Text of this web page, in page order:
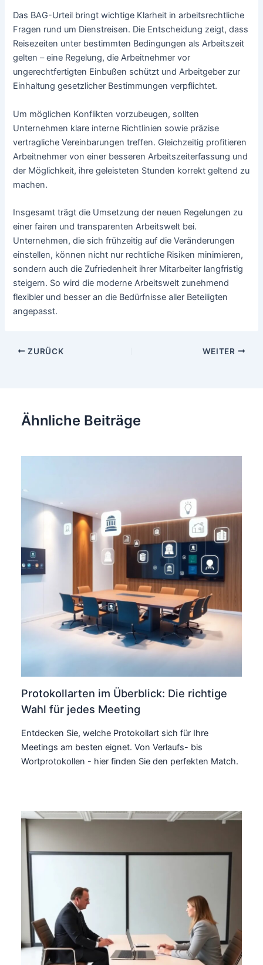
Das BAG-Urteil bringt wichtige Klarheit in arbeitsrechtliche
Fragen rund um Dienstreisen. Die Entscheidung zeigt, dass
Reisezeiten unter bestimmten Bedingungen als Arbeitszeit
gelten – eine Regelung, die Arbeitnehmer vor
ungerechtfertigten Einbußen schützt und Arbeitgeber zur
Einhaltung gesetzlicher Bestimmungen verpflichtet.
Um möglichen Konflikten vorzubeugen, sollten
Unternehmen klare interne Richtlinien sowie präzise
vertragliche Vereinbarungen treffen. Gleichzeitig profitieren
Arbeitnehmer von einer besseren Arbeitszeiterfassung und
der Möglichkeit, ihre geleisteten Stunden korrekt geltend zu
machen.
Insgesamt trägt die Umsetzung der neuen Regelungen zu
einer fairen und transparenten Arbeitswelt bei.
Unternehmen, die sich frühzeitig auf die Veränderungen
einstellen, können nicht nur rechtliche Risiken minimieren,
sondern auch die Zufriedenheit ihrer Mitarbeiter langfristig
steigern. So wird die moderne Arbeitswelt zunehmend
flexibler und besser an die Bedürfnisse aller Beteiligten
angepasst.
Beitragsnavigation
ZURÜCK WEITER
Ähnliche Beiträge
Protokollarten im Überblick: Die richtige
Wahl für jedes Meeting
Entdecken Sie, welche Protokollart sich für Ihre
Meetings am besten eignet. Von Verlaufs- bis
Wortprotokollen - hier finden Sie den perfekten Match.